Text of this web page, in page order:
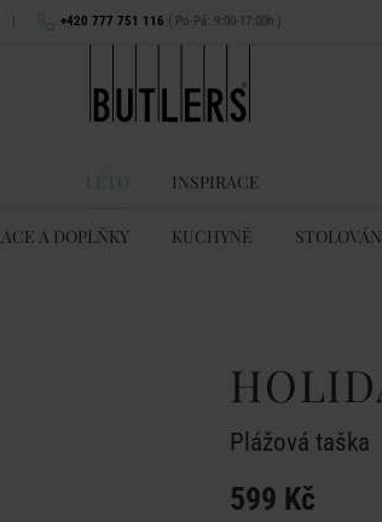
| +420 777 751 116 ( Po-Pá: 9:00-17:00h )
LÉTO INSPIRACE
A DOPLŇKY KUCHYNĚ
Plážová taška
599 Kč